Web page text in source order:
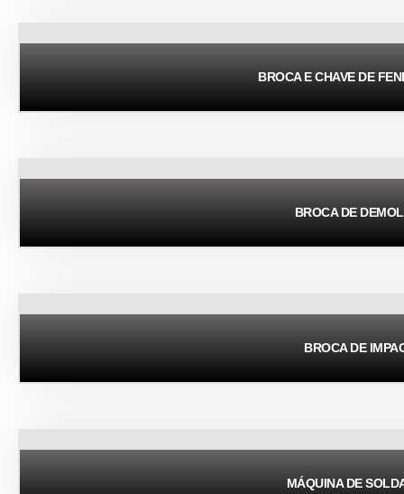
BROCA E CHAVE DE
BROCA DE
BROCA DE
MÁQUINA DE